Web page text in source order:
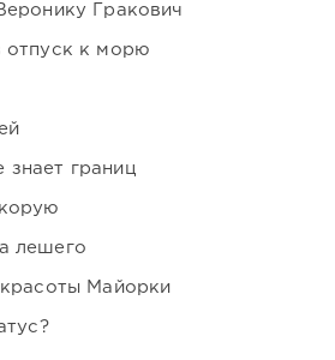
Гракович
отпуск к морю
границ
лешего
Майорки